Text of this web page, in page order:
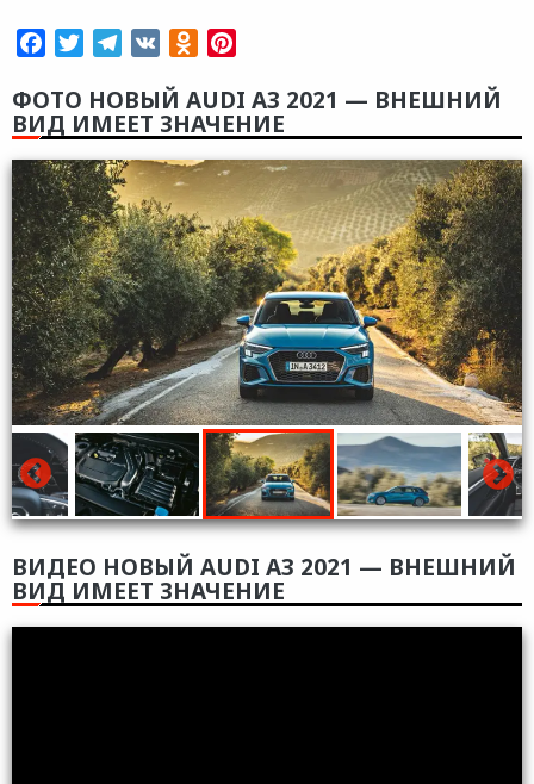
FacebookTwitterTelegram
VK Odnoklassniki
ФОТО НОВЫЙ AUDI A3 2021 — ВНЕШНИЙ
ВИД ИМЕЕТ ЗНАЧЕНИЕ
ВИДЕО НОВЫЙ AUDI A3 2021 — ВНЕШНИЙ
ВИД ИМЕЕТ ЗНАЧЕНИЕ